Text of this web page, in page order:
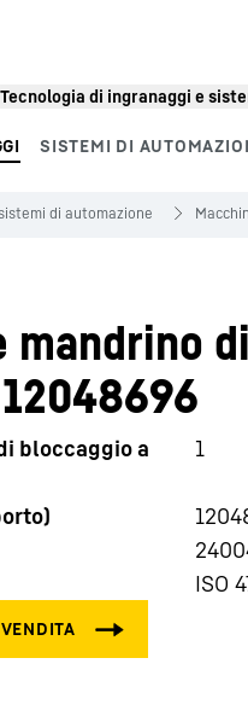
Tecnologia di ingranaggi e
SISTEMI DI
di automazione
mandrino
bloccaggio a
1
ISO